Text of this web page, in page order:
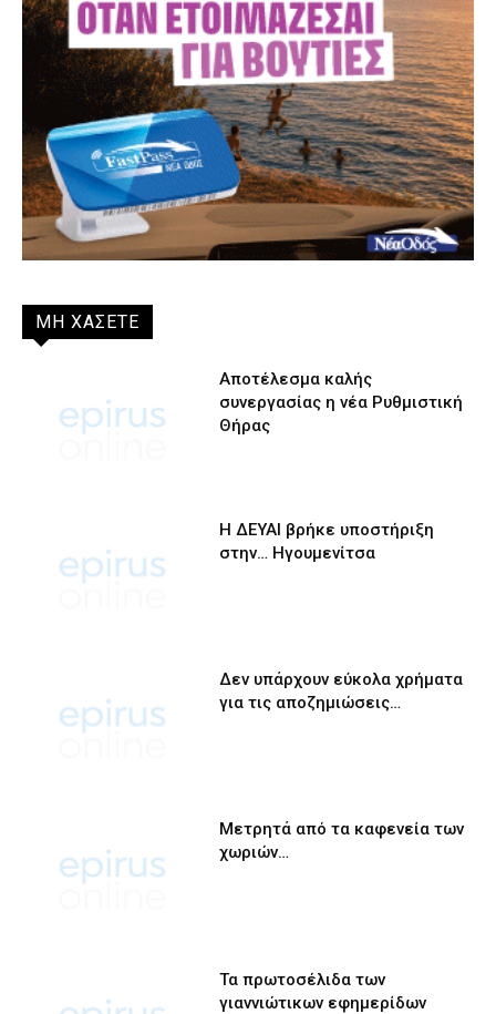
ΜΗ ΧΑΣΕΤΕ
Αποτέλεσμα καλής
συνεργασίας η νέα Ρυθμιστική
Θήρας
Η ΔΕΥΑΙ βρήκε υποστήριξη
στην… Ηγουμενίτσα
Δεν υπάρχουν εύκολα χρήματα
για τις αποζημιώσεις…
Μετρητά από τα καφενεία των
χωριών…
Τα πρωτοσέλιδα των
γιαννιώτικων εφημερίδων